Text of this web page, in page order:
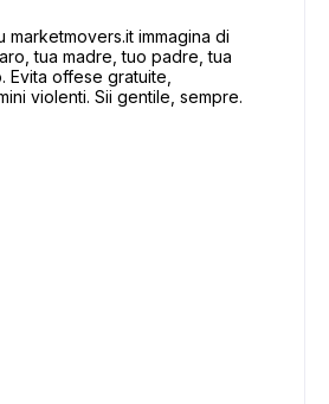
marketmovers.it immagina di
tua madre, tuo padre, tua
Evita offese gratuite,
violenti. Sii gentile, sempre.